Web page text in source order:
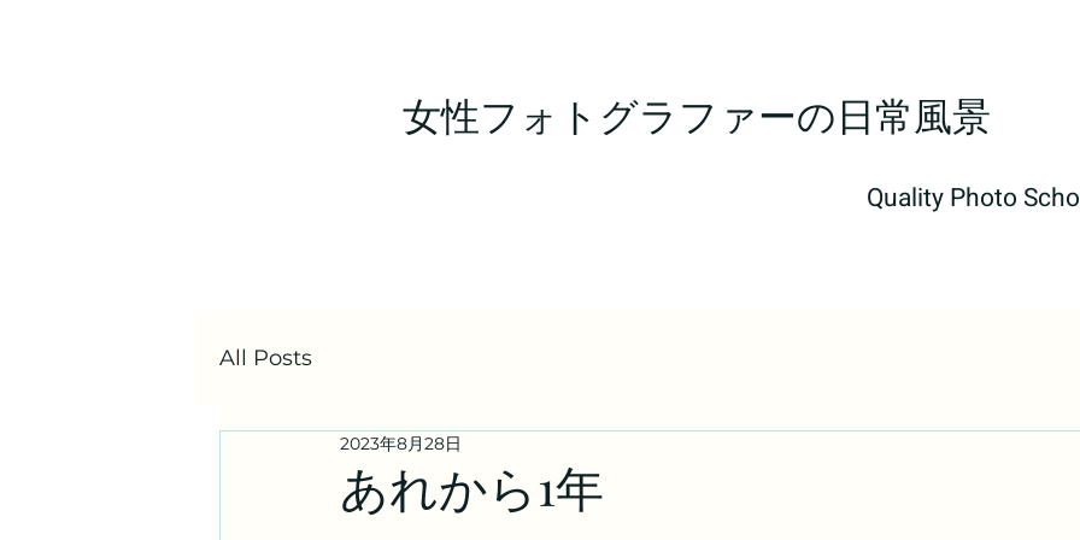
女性フォトグラファーの日常風景​
Quality Photo
All Posts
あれから1年
2023年8月28日